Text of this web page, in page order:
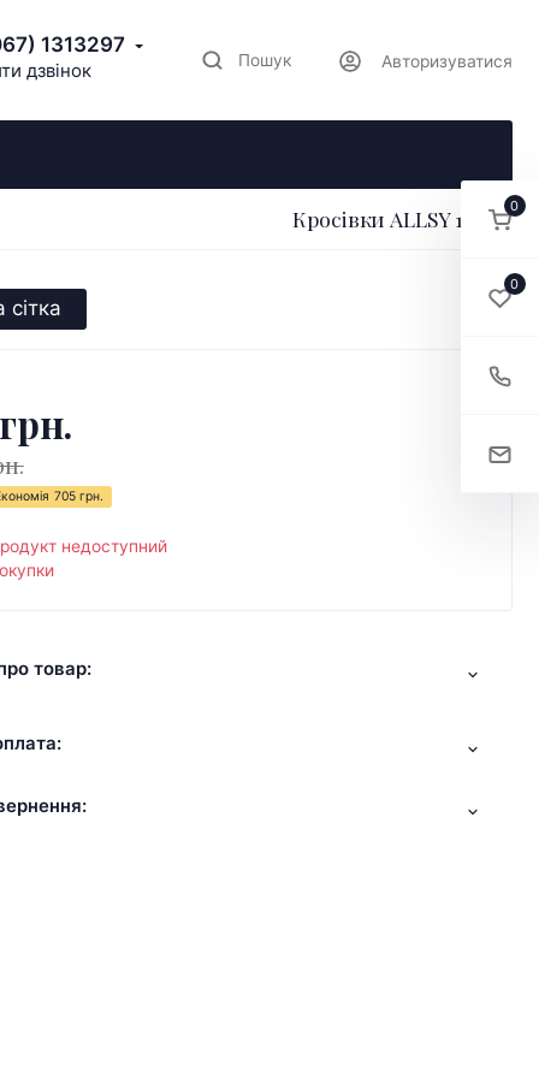
1313297
дзвінок Пошук Авторизуватися
Кросівки ALLSY 196541
сітка
705 грн.
недоступний
товар:
0
0